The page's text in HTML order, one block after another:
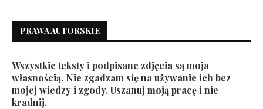
PRAWA AUTORSKIE
Wszystkie teksty i podpisane zdjęcia są moja
własnością. Nie zgadzam się na używanie ich bez
mojej wiedzy i zgody. Uszanuj moją pracę i nie
kradnij.